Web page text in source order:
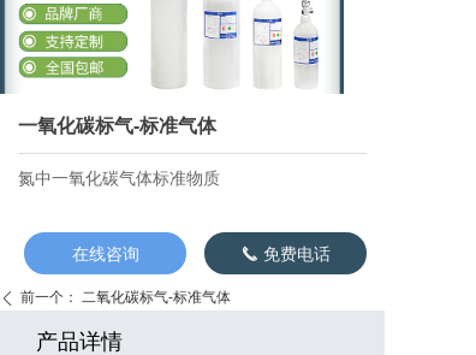
一氧化碳标气-标准气体
끅 免费电话
产品详情
ꄴ 前一个： 二氧化碳标气-标准气体
氮中一氧化碳气体标准物质
在线咨询